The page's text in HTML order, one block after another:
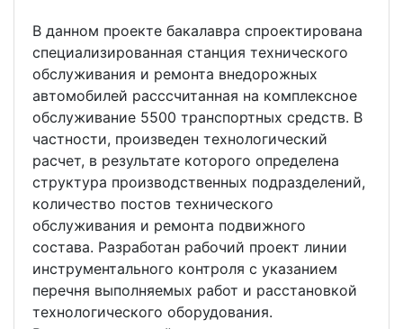
В данном проекте бакалавра спроектирована
специализированная станция технического
обслуживания и ремонта внедорожных
автомобилей расссчитанная на комплексное
обслуживание 5500 транспортных средств. В
частности, произведен технологический
расчет, в результате которого определена
структура производственных подразделений,
количество постов технического
обслуживания и ремонта подвижного
состава. Разработан рабочий проект линии
инструментального контроля с указанием
перечня выполняемых работ и расстановкой
технологического оборудования.